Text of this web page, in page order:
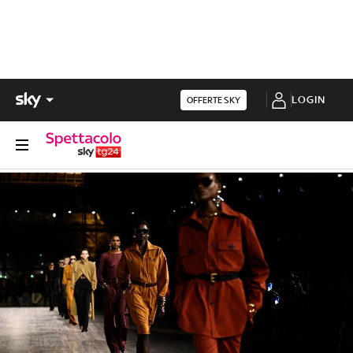
OFFERTE SKY LOGIN